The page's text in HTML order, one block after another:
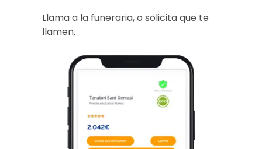
Llama a la funeraria, o solicita que te
llamen.